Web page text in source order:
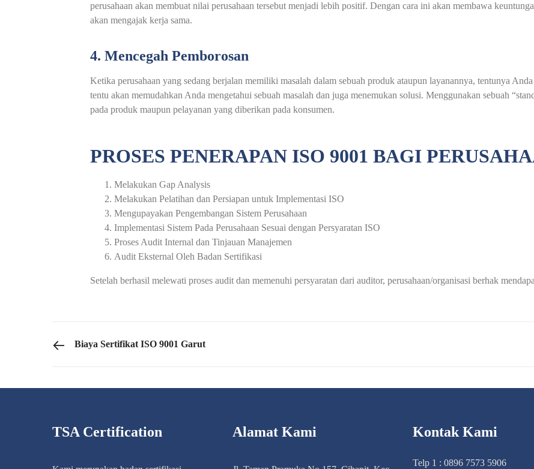
perusahaan akan membuat nilai perusahaan tersebut menjadi lebih positif. Dengan cara ini akan membawa
akan mengajak kerja sama.
4. Mencegah Pemborosan
Ketika perusahaan yang sedang berjalan memiliki masalah dalam sebuah produk ataupun layanannya, tentunya
tentu akan memudahkan Anda mengetahui sebuah masalah dan juga menemukan solusi. Menggunakan sebuah
pada produk maupun pelayanan yang diberikan pada konsumen.
PROSES PENERAPAN ISO 9001 BAGI
Melakukan Gap Analysis
Melakukan Pelatihan dan Persiapan untuk Implementasi ISO
Mengupayakan Pengembangan Sistem Perusahaan
Implementasi Sistem Pada Perusahaan Sesuai dengan Persyaratan ISO
Proses Audit Internal dan Tinjauan Manajemen
Audit Eksternal Oleh Badan Sertifikasi
Setelah berhasil melewati proses audit dan memenuhi persyaratan dari auditor, perusahaan/organisasi berhak
PREVIOUS POST
Biaya Sertifikat ISO 9001 Garut
TSA Certification Alamat Kami Kontak Kami
Telp 1 : 0896 7573 5906